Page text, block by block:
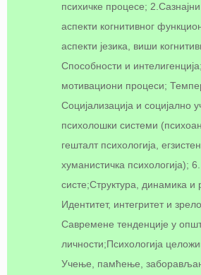
психичке процесе;
аспекти когнитивног
аспекти језика, виши
Способности и
мотивациони процеси;
Социјализација и социјално
психолошки системи
гешталт психологија,
хуманистичка психологија);
систе;Структура, динамика и
Идентитет, интегритет и
Савремене тенденције у
личности;Психологија
Учење, памћење,